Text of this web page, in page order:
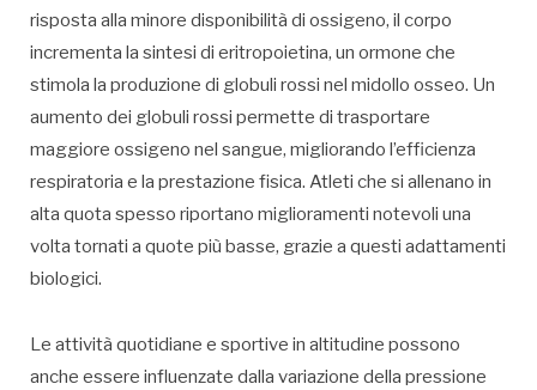
risposta alla minore disponibilità di ossigeno, il corpo
incrementa la sintesi di eritropoietina, un ormone che
stimola la produzione di globuli rossi nel midollo osseo. Un
aumento dei globuli rossi permette di trasportare
maggiore ossigeno nel sangue, migliorando l’efficienza
respiratoria e la prestazione fisica. Atleti che si allenano in
alta quota spesso riportano miglioramenti notevoli una
volta tornati a quote più basse, grazie a questi adattamenti
biologici.
Le attività quotidiane e sportive in altitudine possono
anche essere influenzate dalla variazione della pressione